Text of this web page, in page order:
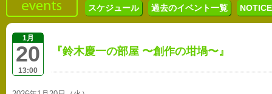
スケジュール 過去のイベント一覧
1月
20
13:00
『鈴木慶一の部屋 〜創作の坩堝〜』